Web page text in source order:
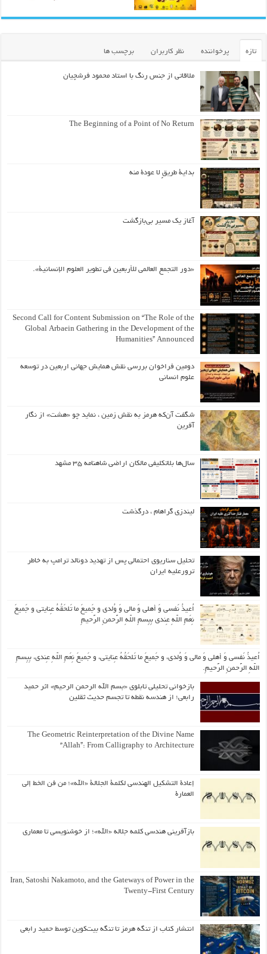
تازه پرخواننده نظر کاربران برچسب ها
ملاقاتی از جنس رنگ با استاد محمود فرشچیان
The Beginning of a Point of No Return
بداية طريقٍ لا عودة منه
آغاز یک مسیر بی‌بازگشت
«دور التجمع العالمي للأربعين في تطوير العلوم الإنسانية».
Second Call for Content Submission on “The Role of the
Global Arbaein Gathering in the Development of the
Humanities” Announced
دومین فراخوان بررسی نقش همایش جهانی اربعین در توسعه
علوم انسانی
شگفت آن‌که هرمز به نقش زمین ، نماید چو «هشت» از نگار
آفرین
سال‌ها بلاتکلیفی مالکان اراضی شاهنامه ۳۵ مشهد
لیندزی گراهام ، درگذشت
تحلیل سناریوی احتمالی پس از تهدید دونالد ترامپ به خاطر
ترورعلیه ایران
اُعیذُ نَفسی وَ أهلی وَ مالی وَ وُلدی و جَمیعَ ما تَلحَقُهُ عِنایتی و جَمیعَ
نِعَمِ اللّهِ عِندی بِبِسمِ اللّهِ الرَّحمنِ الرَّحیمِ
اُعیذُ نَفسی وَ أهلی وَ مالی وَ وُلدی، و جَمیعَ ما تَلحَقُهُ عِنایتی، و جَمیعَ نِعَمِ اللّهِ عِندی، بِبِسمِ
اللّهِ الرَّحمنِ الرَّحیمِ.
بازخوانی تحلیلی تابلوی «بسم الله الرحمن الرحیم» اثر حمید
رابعی؛ از هندسه نقطه تا تجسم حدیث ثقلین
The Geometric Reinterpretation of the Divine Name
“Allah”: From Calligraphy to Architecture
إعادة التشكيل الهندسي لكلمة الجلالة «الله»؛ من فن الخط إلى
العمارة
بازآفرینی هندسی کلمه جلاله «الله»؛ از خوشنویسی تا معماری
Iran, Satoshi Nakamoto, and the Gateways of Power in the
Twenty-First Century
انتشار کتاب از تنگه هرمز تا تنگه بیت‌کوین توسط حمید رابعی